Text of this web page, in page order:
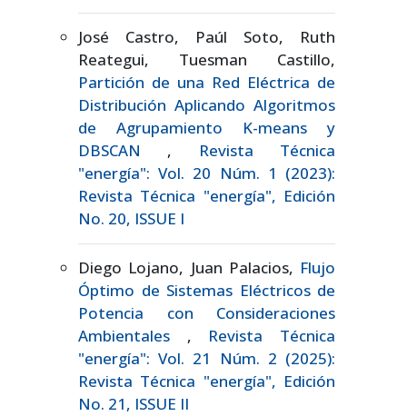
José Castro, Paúl Soto, Ruth
Reategui, Tuesman Castillo,
Partición de una Red Eléctrica de
Distribución Aplicando Algoritmos
de Agrupamiento K-means y
DBSCAN ,
Revista Técnica
"energía": Vol. 20 Núm. 1 (2023):
Revista Técnica "energía", Edición
No. 20, ISSUE I
Diego Lojano, Juan Palacios, Flujo
Óptimo de Sistemas Eléctricos de
Potencia con Consideraciones
Ambientales , Revista Técnica
"energía": Vol. 21 Núm. 2 (2025):
Revista Técnica "energía", Edición
No. 21, ISSUE II